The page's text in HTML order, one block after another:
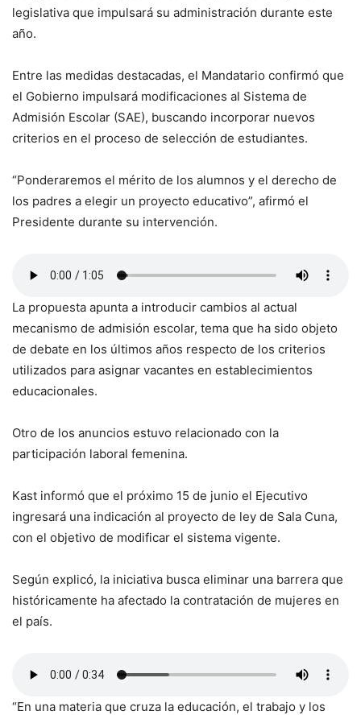
legislativa que impulsará su administración durante este
año.
Entre las medidas destacadas, el Mandatario confirmó que
el Gobierno impulsará modificaciones al Sistema de
Admisión Escolar (SAE), buscando incorporar nuevos
criterios en el proceso de selección de estudiantes.
“Ponderaremos el mérito de los alumnos y el derecho de
los padres a elegir un proyecto educativo”, afirmó el
Presidente durante su intervención.
La propuesta apunta a introducir cambios al actual
mecanismo de admisión escolar, tema que ha sido objeto
de debate en los últimos años respecto de los criterios
utilizados para asignar vacantes en establecimientos
educacionales.
Otro de los anuncios estuvo relacionado con la
participación laboral femenina.
Kast informó que el próximo 15 de junio el Ejecutivo
ingresará una indicación al proyecto de ley de Sala Cuna,
con el objetivo de modificar el sistema vigente.
Según explicó, la iniciativa busca eliminar una barrera que
históricamente ha afectado la contratación de mujeres en
el país.
“En una materia que cruza la educación, el trabajo y los